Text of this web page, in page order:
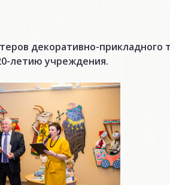
декоративно-прикладного
летию учреждения.